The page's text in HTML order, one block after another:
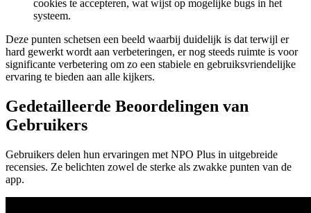
cookies te accepteren, wat wijst op mogelijke bugs in het
systeem.
Deze punten schetsen een beeld waarbij duidelijk is dat terwijl er
hard gewerkt wordt aan verbeteringen, er nog steeds ruimte is voor
significante verbetering om zo een stabiele en gebruiksvriendelijke
ervaring te bieden aan alle kijkers.
Gedetailleerde Beoordelingen van
Gebruikers
Gebruikers delen hun ervaringen met NPO Plus in uitgebreide
recensies. Ze belichten zowel de sterke als zwakke punten van de
app.